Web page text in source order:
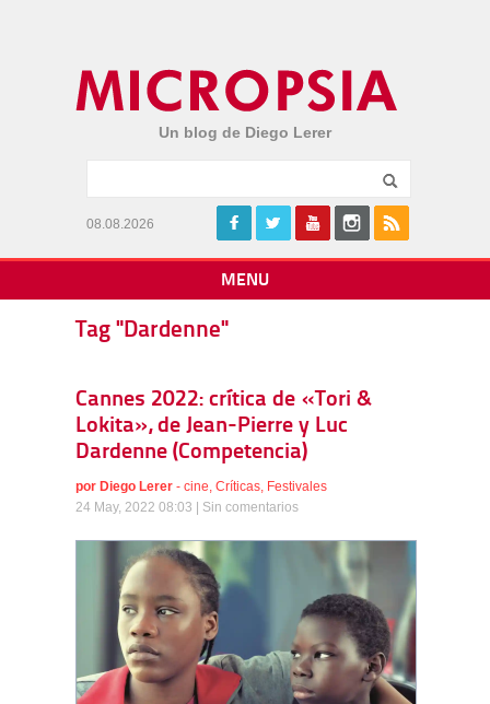
Un blog de Diego Lerer
08.08.2026
MENU
Tag "Dardenne"
Cannes 2022: crítica de «Tori &
Lokita», de Jean-Pierre y Luc
Dardenne (Competencia)
por Diego Lerer - cine, Críticas, Festivales
24 May, 2022 08:03 | Sin comentarios